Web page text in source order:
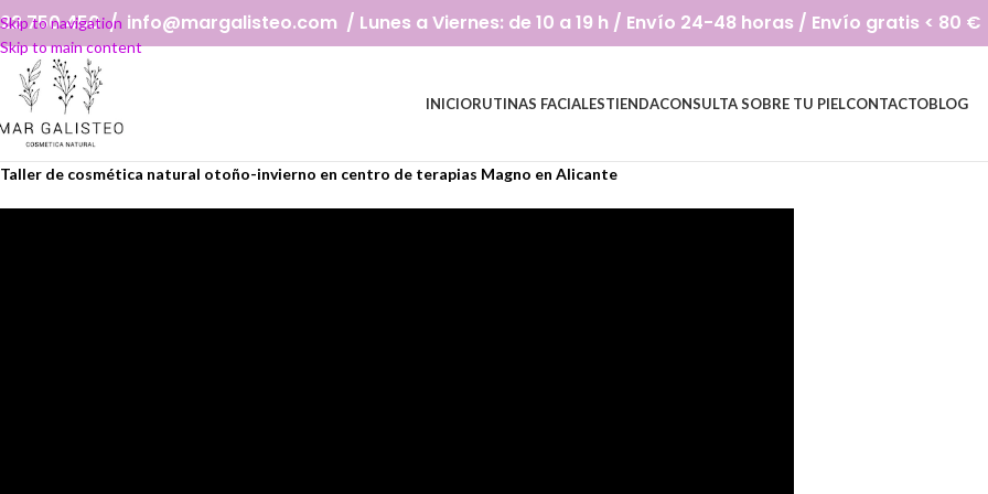
Skip to navigation
Skip to main content
750 450 / info@margalisteo.com / Lunes a Viernes: de 10 a 19 h / Envío 24-48 horas / Envío gratis < 80 €
INICIORUTINAS FACIALESTIENDACONSULTA SOBRE TU PIELCONTACTOBLOG
Taller de cosmética natural otoño-invierno en centro de terapias Magno en Alicante